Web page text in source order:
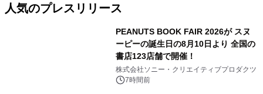
人気のプレスリリース
PEANUTS BOOK FAIR 2026が スヌ
ーピーの誕生日の8月10日より 全国の
書店123店舗で開催！
株式会社ソニー・クリエイティブプロダクツ
7時間前